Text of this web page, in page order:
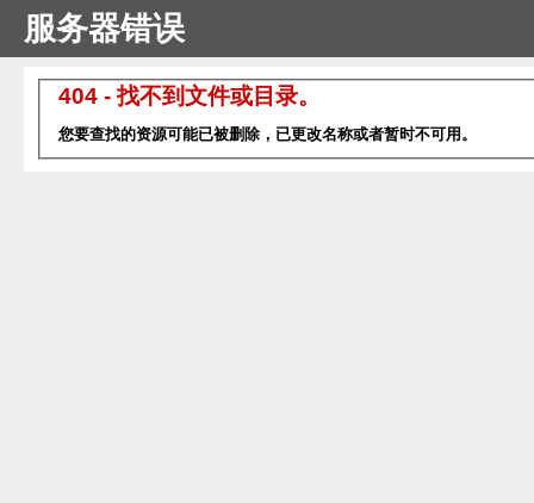
服务器错误
404 - 找不到文件或目录。
您要查找的资源可能已被删除，已更改名称或者暂时不可用。